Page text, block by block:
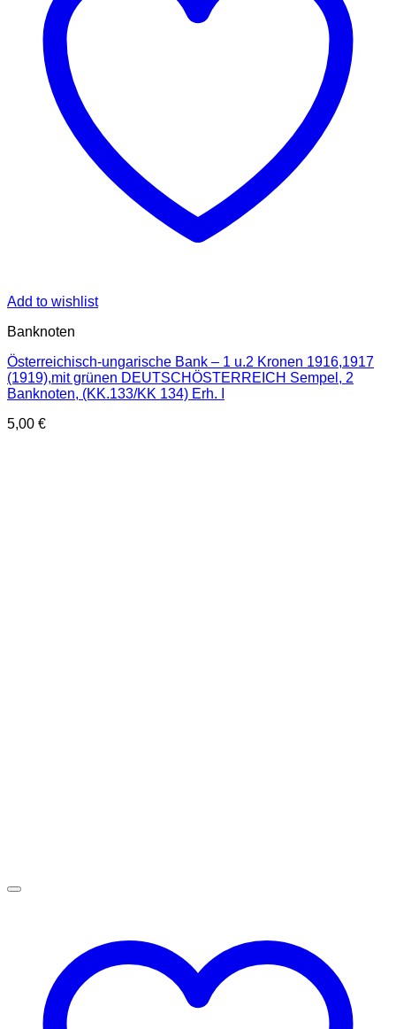
Add to wishlist
Banknoten
Österreichisch-ungarische Bank – 1 u.2 Kronen 1916,1917
(1919),mit grünen DEUTSCHÖSTERREICH Sempel, 2
Banknoten, (KK.133/KK 134) Erh. I
5,00 €